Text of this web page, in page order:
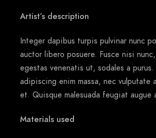
Artist’s description
Integer dapibus turpis pulvinar nunc
auctor libero posuere. Fusce nisi
egestas venenatis ut, sodales a
adipiscing enim massa, nec vulputate
et. Quisque malesuada feugiat augue
Materials used